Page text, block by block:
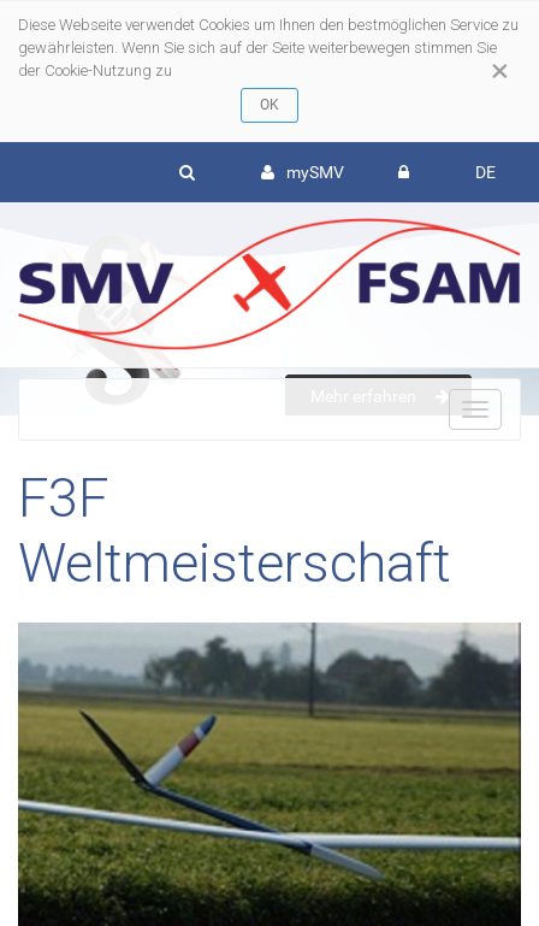
×
Diese Webseite verwendet Cookies um Ihnen den bestmöglichen Service zu
gewährleisten. Wenn Sie sich auf der Seite weiterbewegen stimmen Sie
der Cookie-Nutzung zu
mySMV DE
F3F
Weltmeisterschaft